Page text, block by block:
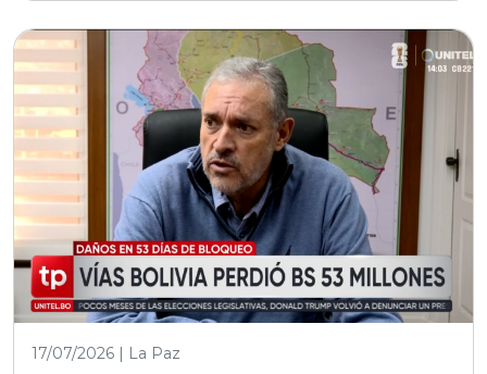
17/07/2026 | La Paz